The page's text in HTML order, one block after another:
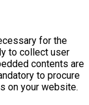
for the
to collect user
contents are
to procure
on your website.